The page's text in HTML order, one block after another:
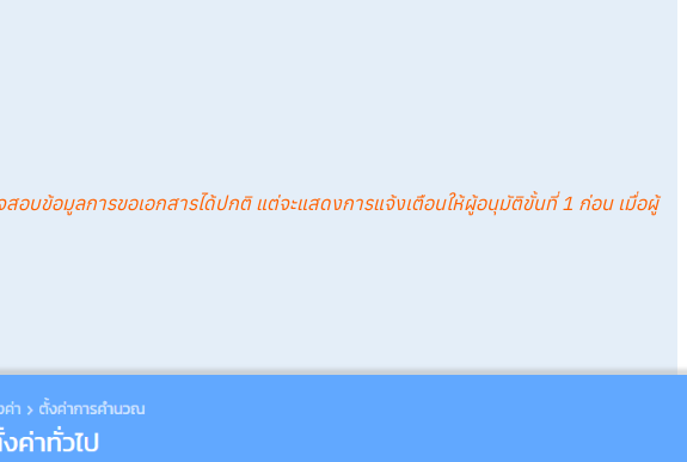
อบข้อมูลการขอเอกสารได้ปกติ แต่จะแสดงการแจ้งเตือนให้ผู้อนุมัติขั้นที่ 1 ก่อน เมื่อผู้